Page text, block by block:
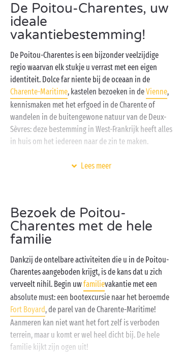
De Poitou-Charentes, uw
ideale
vakantiebestemming!
De Poitou-Charentes is een bijzonder veelzijdige
regio waarvan elk stukje u verrast met een eigen
identiteit. Dolce far niente bij de oceaan in de
Charente-Maritime, kastelen bezoeken in deVienne,
kennismaken met het erfgoed in de Charente of
wandelen in de buitengewone natuur van de Deux-
Sèvres: deze bestemming in West-Frankrijk heeft alles
in huis om het iedereen naar de zin te maken.
De campings en de vakantiedorpen van Sandaya
accommodaties (kampeerplaatsen, stacaravans,
tenten, lodges,boomhutten), activiteiten en
animatie voor iedereen. En dat op de mooiste plekjes
Lees meer
Bezoek de Poitou-
Charentes met de hele
familie
Dankzij de ontelbare activiteiten die u in de Poitou-
Charentes aangeboden krijgt, is de kans dat u zich
verveelt nihil. Begin uwfamilievakantie met een
absolute must: een bootexcursie naar het beroemde
Fort Boyard, de parel van de Charente-Maritime!
Aanmeren kan niet want het fort zelf is verboden
terrein, maar u komt er wel heel dicht bij. De hele
familie kijkt zijn ogen uit!